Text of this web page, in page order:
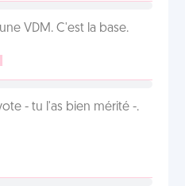
VDM. C'est la base.
- tu l'as bien mérité -.